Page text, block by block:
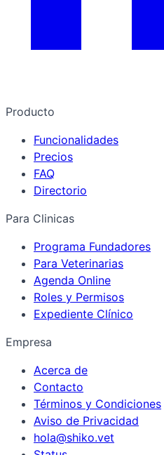
Producto
Funcionalidades
Precios
FAQ
Directorio
Para Clinicas
Programa Fundadores
Para Veterinarias
Agenda Online
Roles y Permisos
Expediente Clínico
Empresa
Acerca de
Contacto
Términos y Condiciones
Aviso de Privacidad
hola@shiko.vet